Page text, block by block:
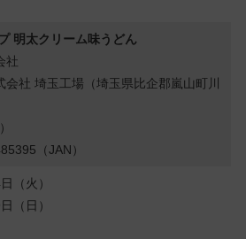
明太クリーム味うどん
社
社 埼玉工場（埼玉県比企郡嵐山町川
（JAN）
（火）
（日）